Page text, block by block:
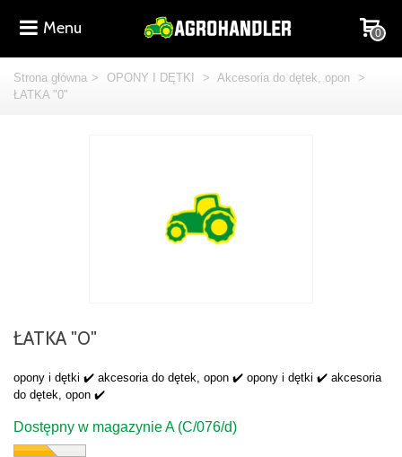
Menu 0
Strona główna > OPONY I DĘTKI > Akcesoria do dętek, opon
>
ŁATKA "0"
ŁATKA "0"
opony i dętki ✔️ akcesoria do dętek, opon ✔️ opony i dętki ✔️ akcesoria
do dętek, opon ✔️
Dostępny w magazynie A (C/076/d)